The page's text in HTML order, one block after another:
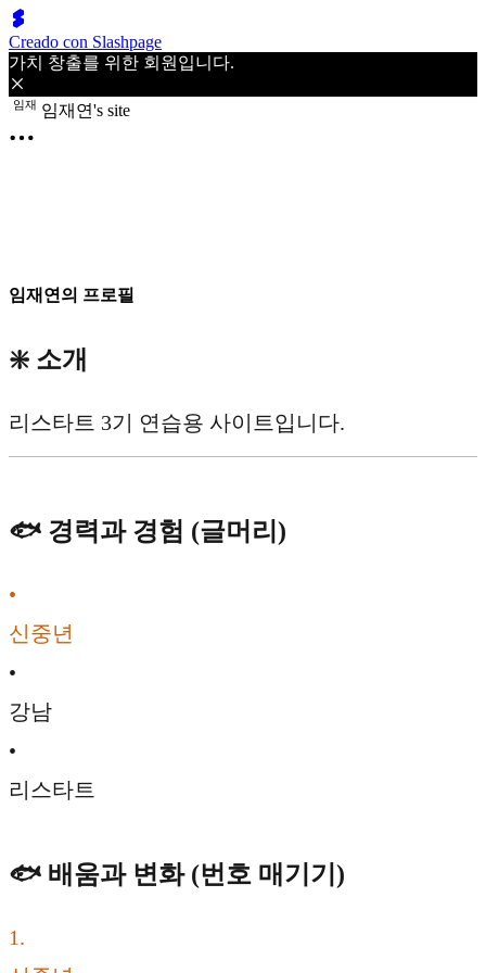
Creado con Slashpage
가치 창출를 위한 회원입니다.
임재 임재연's site
임재연의 프로필
❇️ 소개
리스타트 3기 연습용 사이트입니다.
🐟 경력과 경험 (글머리)
•
신중년
•
강남
•
리스타트
🐟 배움과 변화 (번호 매기기)
1.